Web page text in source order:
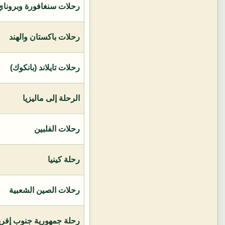
رحلات سنغافورة
رحلات باكستان والهند
رحلات تايلاند (بانكوك)
الرحلة إلى ماليزيا
رحلات الفلبين
رحلة كينيا
رحلات الصين الشعبية
رحلة جمهورية جنوب